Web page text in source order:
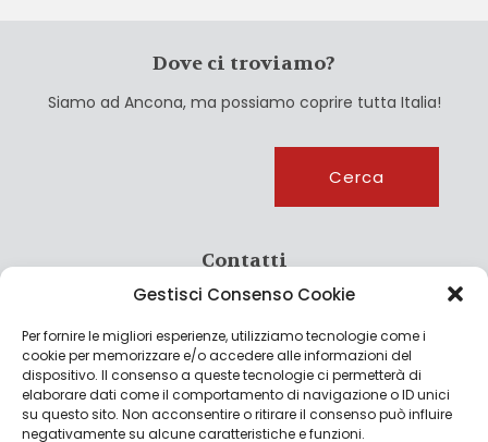
Gestisci Consenso Cookie
Per fornire le migliori esperienze, utilizziamo tecnologie come i
cookie per memorizzare e/o accedere alle informazioni del
dispositivo. Il consenso a queste tecnologie ci permetterà di
elaborare dati come il comportamento di navigazione o ID unici
su questo sito. Non acconsentire o ritirare il consenso può influire
negativamente su alcune caratteristiche e funzioni.
Dove ci troviamo?
Siamo ad Ancona, ma possiamo coprire tutta Italia!
Cerca
Contatti
info@culturagroalimentare.com
Note legali